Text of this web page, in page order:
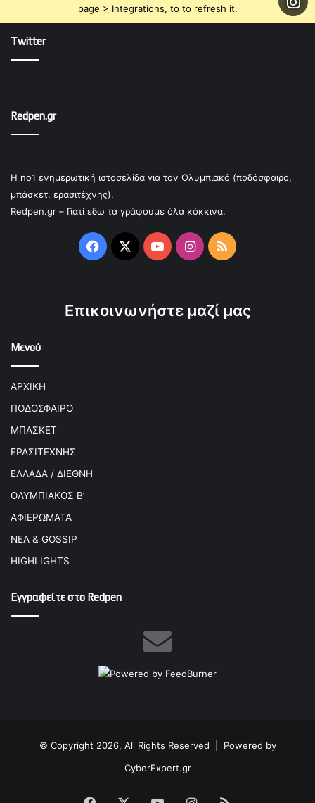
page > Integrations, to to refresh it.
Twitter
Redpen.gr
Η no1 ενημερωτική ιστοσελίδα για τον Ολυμπιακό (ποδόσφαιρο,
μπάσκετ, ερασιτέχνης).
Redpen.gr – Γιατί εδώ τα γράφουμε όλα κόκκινα.
Facebook
X YouTubeInstagram
RSS
Επικοινωνήστε μαζί μας
Μενού
ΑΡΧΙΚΗ
ΠΟΔΟΣΦΑΙΡΟ
ΜΠΑΣΚΕΤ
ΕΡΑΣΙΤΕΧΝΗΣ
ΕΛΛΑΔΑ / ΔΙΕΘΝΗ
ΟΛΥΜΠΙΑΚΟΣ Β’
ΑΦΙΕΡΩΜΑΤΑ
ΝΕΑ & GOSSIP
HIGHLIGHTS
Εγγραφείτε στο Redpen
© Copyright 2026, All Rights Reserved | Powered by
CyberExpert.gr